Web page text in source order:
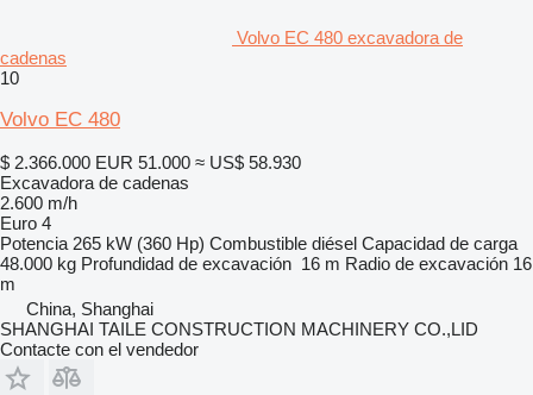
Volvo EC 480 excavadora de
cadenas
10
Volvo EC 480
$ 2.366.000 EUR 51.000 ≈ US$ 58.930
Excavadora de cadenas
2.600 m/h
Euro 4
Potencia 265 kW (360 Hp) Combustible diésel Capacidad de carga
48.000 kg Profundidad de excavación 16 m Radio de excavación 16
m
China, Shanghai
SHANGHAI TAILE CONSTRUCTION MACHINERY CO.,LID
Contacte con el vendedor